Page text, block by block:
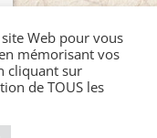
Web pour vous
mémorisant vos
cliquant sur
de TOUS les